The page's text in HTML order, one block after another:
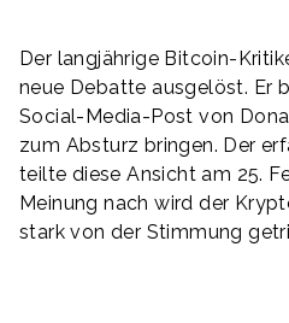
Der langjährige Bitcoin-
neue Debatte ausgelöst. Er
Social-Media-Post von
zum Absturz bringen. Der
teilte diese Ansicht am 25.
Meinung nach wird der
stark von der Stimmung